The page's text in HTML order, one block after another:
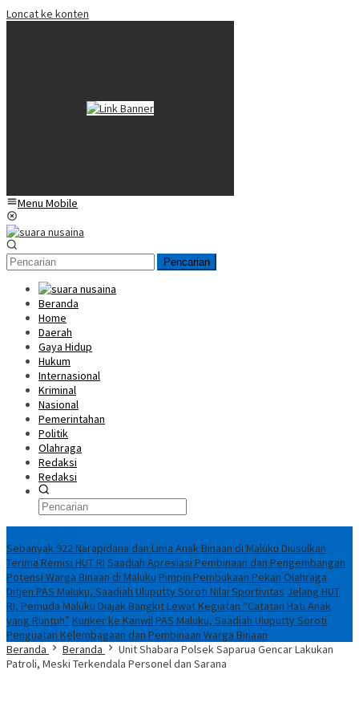
Loncat ke konten
Menu Mobile
Pencarian
Beranda
Home
Daerah
Gaya Hidup
Hukum
Internasional
Kriminal
Nasional
Pemerintahan
Politik
Olahraga
Redaksi
Redaksi
Sebanyak 922 Narapidana dan Lima Anak Binaan di Maluku Diusulkan
Terima Remisi HUT RI Saadiah Apresiasi Pembinaan dan Pengembangan
Potensi Warga Binaan di Maluku Pimpin Pembukaan Pekan Olahraga
Ditjen PAS Maluku, Saadiah Uluputty Soroti Nilai Sportivitas Jelang HUT
RI, Pemuda Maluku Diajak Bangkit Lewat Kegiatan “Catatan Hati Anak
yang Runtuh” Kunker ke Kanwil PAS Maluku, Saadiah Uluputty Soroti
Penguatan Kelembagaan dan Pembinaan Warga Binaan
Beranda
Beranda
Unit Shabara Polsek Saparua Gencar Lakukan
Patroli, Meski Terkendala Personel dan Sarana